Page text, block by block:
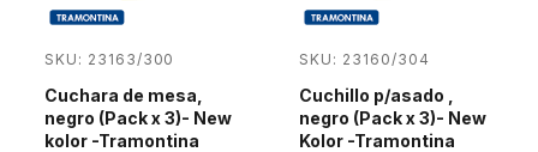
SKU: 23163/300
Cuchara de mesa,
negro (Pack x 3)- New
kolor -Tramontina
SKU: 23160/304
Cuchillo p/asado ,
negro (Pack x 3)- New
Kolor -Tramontina